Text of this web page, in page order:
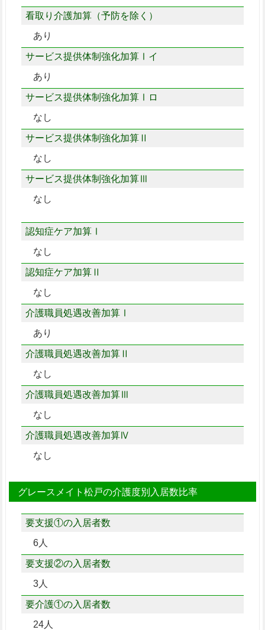
看取り介護加算（予防を除く）
あり
サービス提供体制強化加算Ⅰイ
あり
サービス提供体制強化加算Ⅰロ
なし
サービス提供体制強化加算Ⅱ
なし
サービス提供体制強化加算Ⅲ
なし
認知症ケア加算Ⅰ
なし
認知症ケア加算Ⅱ
なし
介護職員処遇改善加算Ⅰ
あり
介護職員処遇改善加算Ⅱ
なし
介護職員処遇改善加算Ⅲ
なし
介護職員処遇改善加算Ⅳ
なし
グレースメイト松戸の介護度別入居数比率
要支援①の入居者数
6人
要支援②の入居者数
3人
要介護①の入居者数
24人